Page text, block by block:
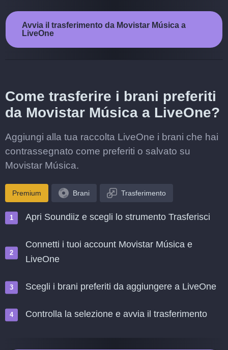
Avvia il trasferimento da Movistar Música a
LiveOne
Come trasferire i brani preferiti
da Movistar Música a LiveOne?
Aggiungi alla tua raccolta LiveOne i brani che hai
contrassegnato come preferiti o salvato su
Movistar Música.
Premium Brani Trasferimento
Apri Soundiiz e scegli lo strumento Trasferisci
Connetti i tuoi account Movistar Música e
LiveOne
Scegli i brani preferiti da aggiungere a LiveOne
Controlla la selezione e avvia il trasferimento